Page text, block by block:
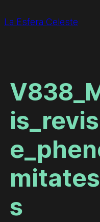
La Esfera Celeste
s